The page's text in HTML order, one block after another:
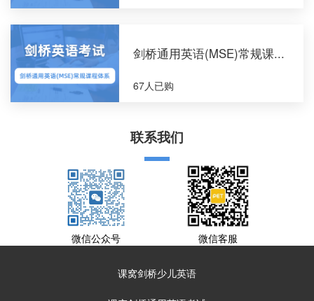
剑桥通用英语(MSE)常规课...
67人已购
联系我们
微信公众号 微信客服
课窝剑桥少儿英语